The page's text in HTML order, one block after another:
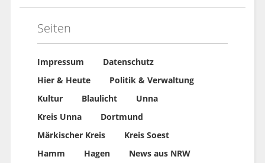
Seiten
Impressum
Datenschutz
Hier & Heute
Politik & Verwaltung
Kultur
Blaulicht
Unna
Kreis Unna
Dortmund
Märkischer Kreis
Kreis Soest
Hamm
Hagen News aus NRW